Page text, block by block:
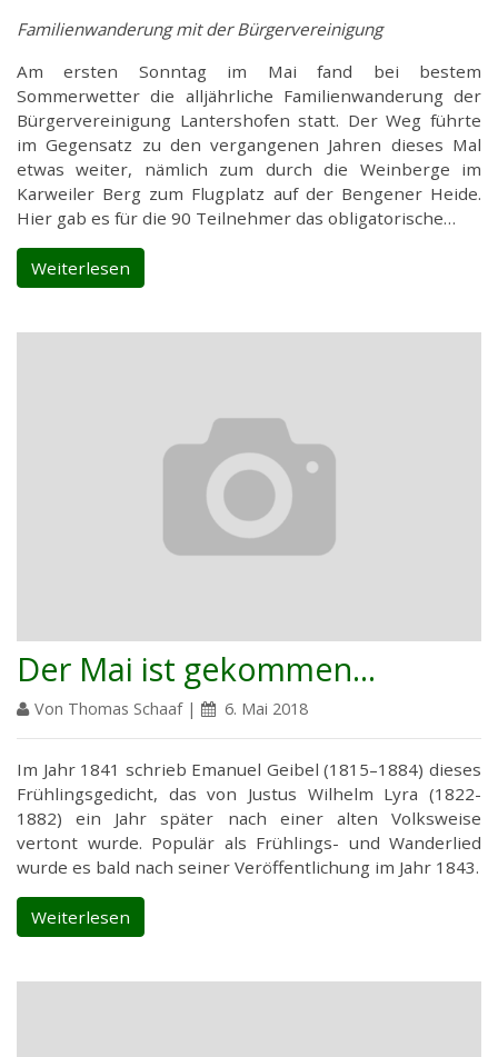
Familienwanderung mit der Bürgervereinigung
Am ersten Sonntag im Mai fand bei bestem
Sommerwetter die alljährliche Familienwanderung der
Bürgervereinigung Lantershofen statt. Der Weg führte
im Gegensatz zu den vergangenen Jahren dieses Mal
etwas weiter, nämlich zum durch die Weinberge im
Karweiler Berg zum Flugplatz auf der Bengener Heide.
Hier gab es für die 90 Teilnehmer das obligatorische…
Weiterlesen
Der Mai ist gekommen...
Von Thomas Schaaf | 6. Mai 2018
Im Jahr 1841 schrieb Emanuel Geibel (1815–1884) dieses
Frühlingsgedicht, das von Justus Wilhelm Lyra (1822-
1882) ein Jahr später nach einer alten Volksweise
vertont wurde. Populär als Frühlings- und Wanderlied
wurde es bald nach seiner Veröffentlichung im Jahr 1843.
Weiterlesen